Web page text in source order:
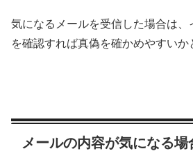
気になるメールを受信した場合は、
を確認すれば真偽を確かめやすいか
メールの内容が気になる場